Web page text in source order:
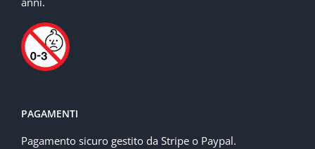
PAGAMENTI
Pagamento sicuro gestito da Stripe o Paypal.